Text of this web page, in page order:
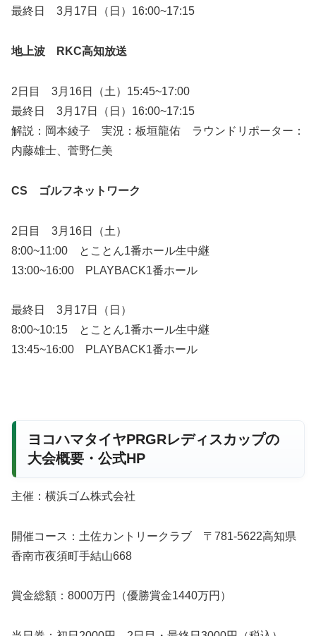
最終日 3月17日（日）16:00~17:15
地上波 RKC高知放送
2日目 3月16日（土）15:45~17:00
最終日 3月17日（日）16:00~17:15
解説：岡本綾子 実況：板垣龍佑 ラウンドリポーター：
内藤雄士、菅野仁美
CS ゴルフネットワーク
2日目 3月16日（土）
8:00~11:00 とことん1番ホール生中継
13:00~16:00 PLAYBACK1番ホール
最終日 3月17日（日）
8:00~10:15 とことん1番ホール生中継
13:45~16:00 PLAYBACK1番ホール
ヨコハマタイヤPRGRレディスカップの
大会概要・公式HP
主催：横浜ゴム株式会社
開催コース：土佐カントリークラブ 〒781-5622高知県
香南市夜須町手結山668
賞金総額：8000万円（優勝賞金1440万円）